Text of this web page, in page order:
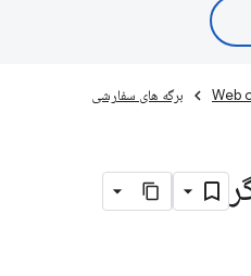
Web برگه های سفارشی